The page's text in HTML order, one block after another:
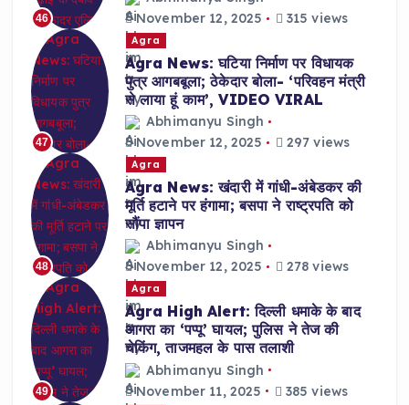
46
November 12, 2025
315 views
47
Agra
Agra News: घटिया निर्माण पर विधायक
पुत्र आगबबूला; ठेकेदार बोला- ‘परिवहन मंत्री
से लाया हूं काम’, VIDEO VIRAL
Abhimanyu Singh
November 12, 2025
297 views
48
Agra
Agra News: खंदारी में गांधी-अंबेडकर की
मूर्ति हटाने पर हंगामा; बसपा ने राष्ट्रपति को
सौंपा ज्ञापन
Abhimanyu Singh
November 12, 2025
278 views
49
Agra
Agra High Alert: दिल्ली धमाके के बाद
आगरा का ‘पप्पू’ घायल; पुलिस ने तेज की
चेकिंग, ताजमहल के पास तलाशी
Abhimanyu Singh
November 11, 2025
385 views